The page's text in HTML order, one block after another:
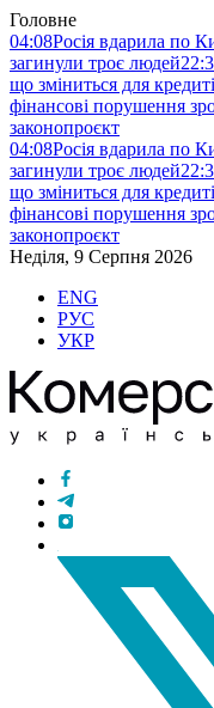
Головне
04:08Росія вдарила по
загинули троє людей
що зміниться для
фінансові порушення
законопроєкт
04:08Росія вдарила по
загинули троє людей
що зміниться для
фінансові порушення
законопроєкт
Неділя, 9 Серпня 2026
ENG
РУС
УКР